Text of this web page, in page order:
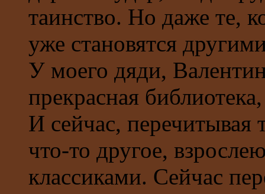
таинство. Но даже те,
уже становятся
У моего дяди,
прекрасная
И сейчас, перечитывая
что-то другое,
классиками. Сейчас